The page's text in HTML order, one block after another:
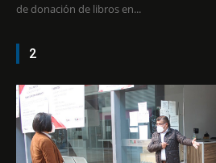
de donación de libros en...
2